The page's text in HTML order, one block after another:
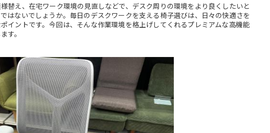
替え、在宅ワーク環境の見直しなどで、デスク周りの環境をより良くしたいと
はないでしょうか。毎日のデスクワークを支える椅子選びは、日々の快適さを
イントです。今回は、そんな作業環境を格上げしてくれるプレミアムな高機能
す。